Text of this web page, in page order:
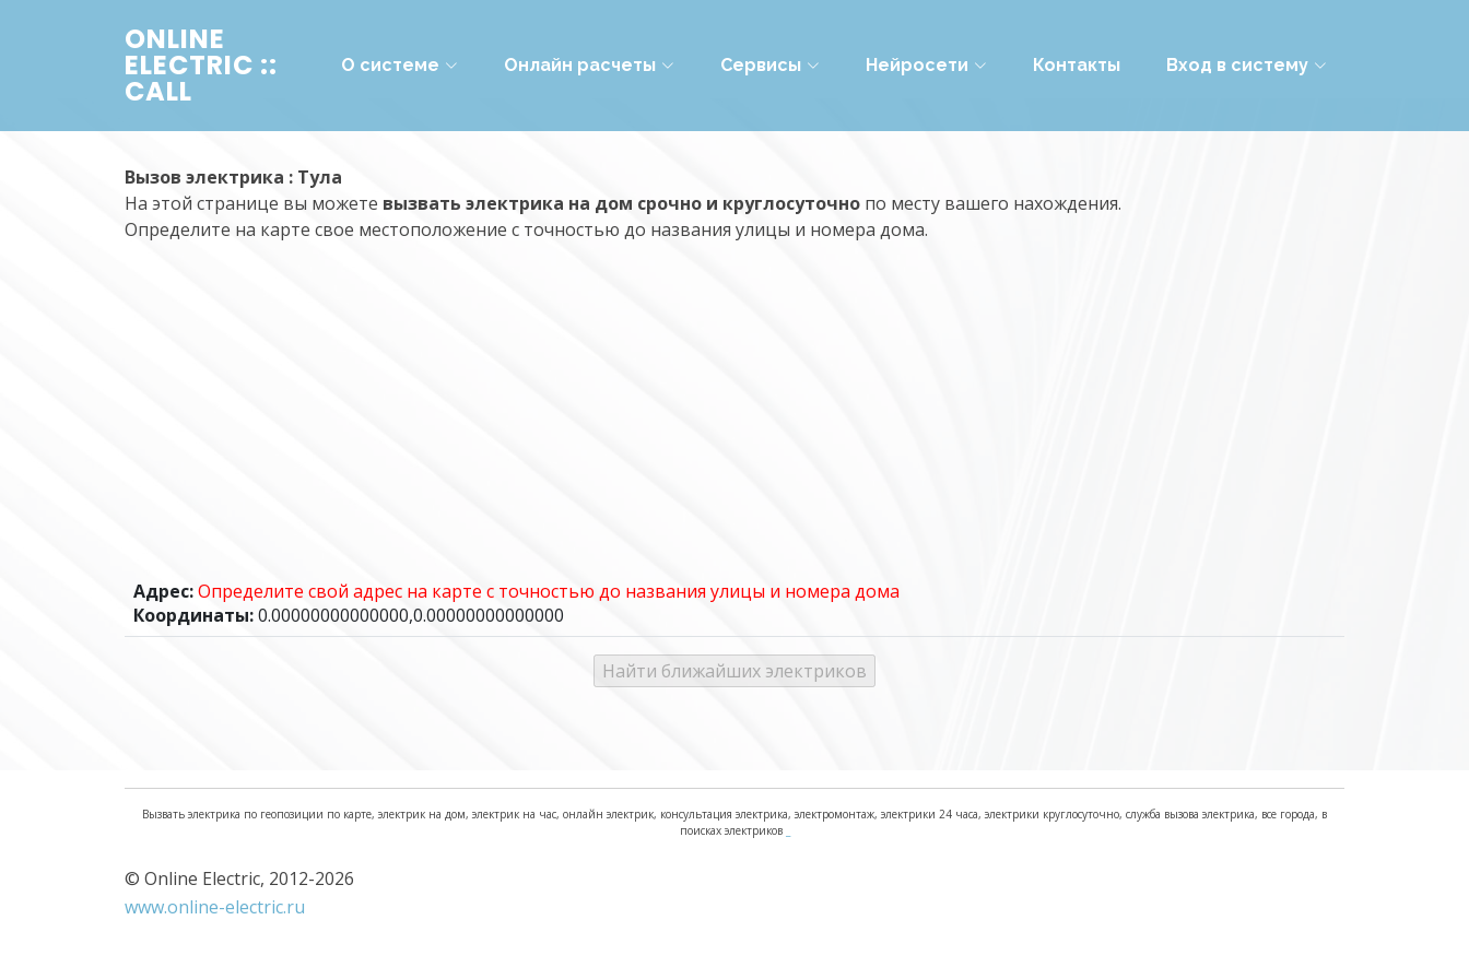
ONLINE
ELECTRIC ::
CALL
О системе Онлайн расчеты Сервисы Нейросети Контакты Вход в систему
Вызов электрика : Тула
На этой странице вы можете вызвать электрика на дом срочно и круглосуточно по месту вашего нахождения.
Определите на карте свое местоположение с точностью до названия улицы и номера дома.
Адрес:Определите свой адрес на карте с точностью до названия улицы и номера дома
Координаты:0.00000000000000,0.00000000000000
Вызвать электрика по геопозиции по карте, электрик на дом, электрик на час, онлайн электрик, консультация электрика, электромонтаж, электрики 24 часа, электрики круглосуточно, служба вызова электрика, все города, в
поисках электриков
© Online Electric, 2012-2026
www.online-electric.ru